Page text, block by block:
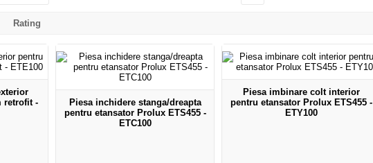
Rating
retrofit -
Piesa inchidere stanga/dreapta
pentru etansator Prolux ETS455 -
ETC100
Piesa imbinare colt interior
pentru etansator Prolux ETS455 -
ETY100